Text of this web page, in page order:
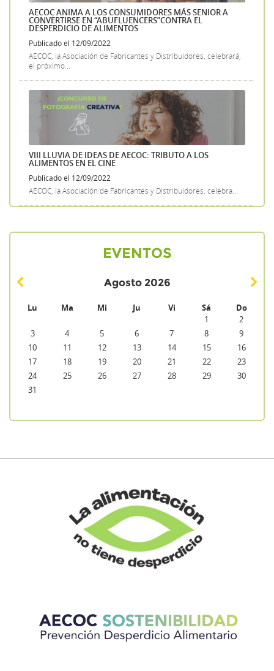
AECOC ANIMA A LOS CONSUMIDORES MÁS SENIOR A
CONVERTIRSE EN “ABUFLUENCERS”CONTRA EL
DESPERDICIO DE ALIMENTOS
Publicado el 12/09/2022
AECOC, la Asociación de Fabricantes y Distribuidores, celebrará,
el próximo...
VIII LLUVIA DE IDEAS DE AECOC: TRIBUTO A LOS
ALIMENTOS EN EL CINE
Publicado el 12/09/2022
AECOC, la Asociación de Fabricantes y Distribuidores, celebra...
EVENTOS
Agosto 2026
Lu Ma Mi Ju Vi Sá Do
1
2
3
4 5 6 7 8
9
10
11 12 13 14 15
16
17
18 19 20 21 22
23
24
25 26 27 28 29
30
31